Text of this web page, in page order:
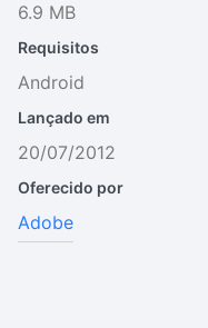
6.9 MB
Requisitos
Android
Lançado em
20/07/2012
Oferecido por
Adobe